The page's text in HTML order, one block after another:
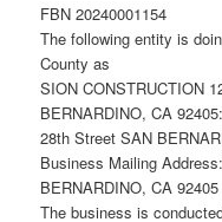
FBN 20240001154
The following entity is
County as
SION CONSTRUCTION
BERNARDINO, CA
28th Street SAN
Business Mailing
BERNARDINO, CA 92405
The business is